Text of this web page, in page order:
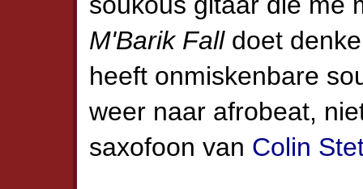
M'Barik Falldoet
heeft onmiskenbare
weer naar afrobeat,
saxofoon van Colin